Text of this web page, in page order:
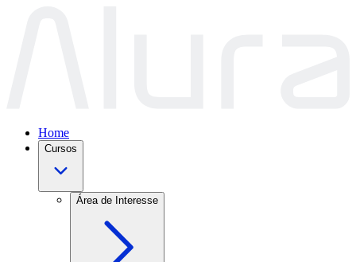
Home
Cursos
Área de Interesse